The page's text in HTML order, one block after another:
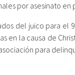
por asesinato en
del juico para
en la causa de
para